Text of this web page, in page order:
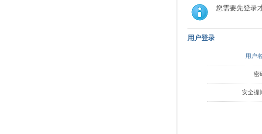
索
您需要先登录
用户登录
用户名
密
安全提